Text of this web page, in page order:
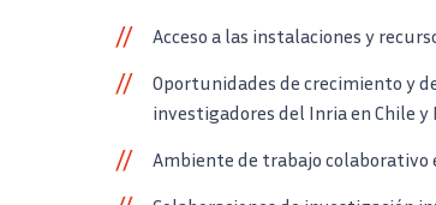
Acceso a las instalaciones y
Oportunidades de crecimiento y
investigadores del Inria en Chile y
Ambiente de trabajo colaborativo